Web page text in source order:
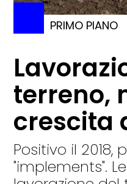
PRIMO PIANO
terreno,
crescita
Positivo il
"implements".